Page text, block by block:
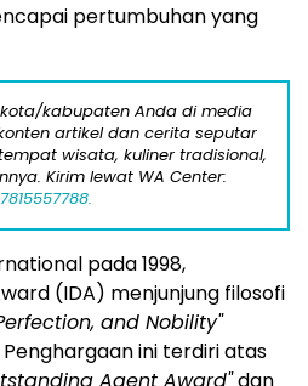
pertumbuhan yang
kabupaten Anda di media
artikel dan cerita seputar
wisata, kuliner tradisional,
Kirim lewat WA Center:
pada 1998,
(IDA) menjunjung filosofi
and Nobility"
ini terdiri atas